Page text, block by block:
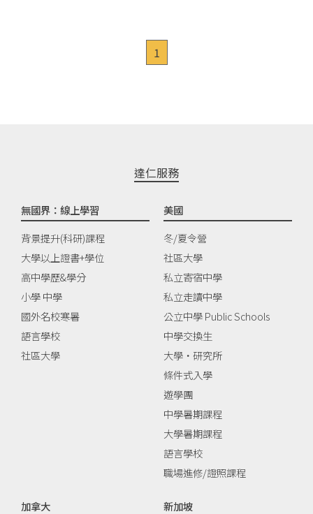
1
達仁服務
無國界：線上學習
背景提升(科研)課程
大學以上證書+學位
高中學歷&學分
小學 中學
國外名校寒暑
語言學校
社區大學
美國
冬/夏令營
社區大學
私立寄宿中學
私立走讀中學
公立中學 Public Schools
中學交換生
大學‧研究所
條件式入學
遊學團
中學暑期課程
大學暑期課程
語言學校
職場進修/證照課程
加拿大
新加坡